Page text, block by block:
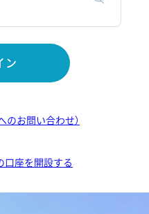
ン
のお問い合わせ）
口座を開設する